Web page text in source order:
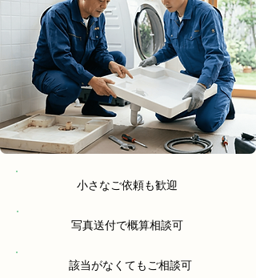
小さなご依頼も歓迎
写真送付で概算相談可
該当がなくてもご相談可